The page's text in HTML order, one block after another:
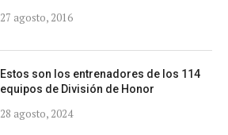
27 agosto, 2016
Estos son los entrenadores de los 114
equipos de División de Honor
28 agosto, 2024